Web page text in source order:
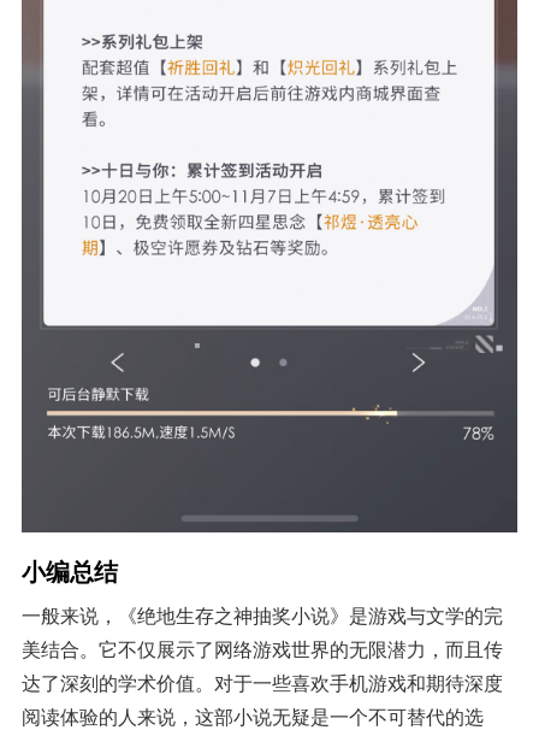
小编总结
一般来说，《绝地生存之神抽奖小说》是游戏与文学的完
美结合。它不仅展示了网络游戏世界的无限潜力，而且传
达了深刻的学术价值。对于一些喜欢手机游戏和期待深度
阅读体验的人来说，这部小说无疑是一个不可替代的选